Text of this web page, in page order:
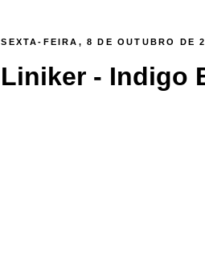
SEXTA-FEIRA, 8 DE OUTUBRO DE
Liniker - Indigo